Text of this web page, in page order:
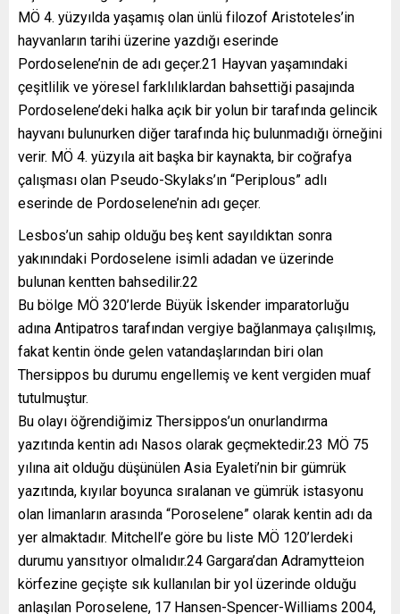
MÖ 4. yüzyılda yaşamış olan ünlü filozof Aristoteles’in
hayvanların tarihi üzerine yazdığı eserinde
Pordoselene’nin de adı geçer.21 Hayvan yaşamındaki
çeşitlilik ve yöresel farklılıklardan bahsettiği pasajında
Pordoselene’deki halka açık bir yolun bir tarafında gelincik
hayvanı bulunurken diğer tarafında hiç bulunmadığı örneğini
verir. MÖ 4. yüzyıla ait başka bir kaynakta, bir coğrafya
çalışması olan Pseudo-Skylaks’ın “Periplous” adlı
eserinde de Pordoselene’nin adı geçer.
Lesbos’un sahip olduğu beş kent sayıldıktan sonra
yakınındaki Pordoselene isimli adadan ve üzerinde
bulunan kentten bahsedilir.22
Bu bölge MÖ 320’lerde Büyük İskender imparatorluğu
adına Antipatros tarafından vergiye bağlanmaya çalışılmış,
fakat kentin önde gelen vatandaşlarından biri olan
Thersippos bu durumu engellemiş ve kent vergiden muaf
tutulmuştur.
Bu olayı öğrendiğimiz Thersippos’un onurlandırma
yazıtında kentin adı Nasos olarak geçmektedir.23 MÖ 75
yılına ait olduğu düşünülen Asia Eyaleti’nin bir gümrük
yazıtında, kıyılar boyunca sıralanan ve gümrük istasyonu
olan limanların arasında “Poroselene” olarak kentin adı da
yer almaktadır. Mitchell’e göre bu liste MÖ 120’lerdeki
durumu yansıtıyor olmalıdır.24 Gargara’dan Adramytteion
körfezine geçişte sık kullanılan bir yol üzerinde olduğu
anlaşılan Poroselene, 17 Hansen-Spencer-Williams 2004,